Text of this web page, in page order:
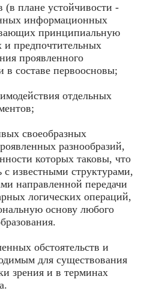
(в плане устойчивости -
информационных
принципиальную
и предпочтительных
проявленного
в составе первоосновы;
отдельных
своеобразных
разнообразий,
которых таковы, что
известными структурами,
направленной передачи
логических операций,
основу любого
обстоятельств и
для существования
зрения и в терминах